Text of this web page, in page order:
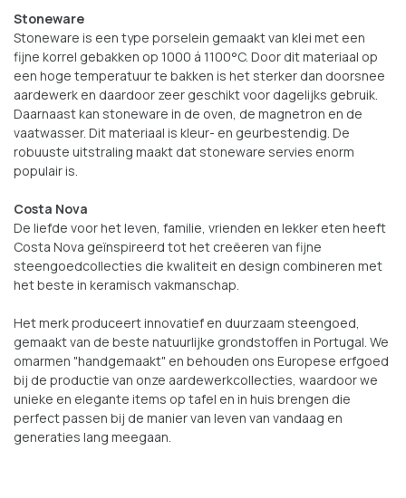
Stoneware
Stoneware is een type porselein gemaakt van klei met een
fijne korrel gebakken op 1000 á 1100°C. Door dit materiaal op
een hoge temperatuur te bakken is het sterker dan doorsnee
aardewerk en daardoor zeer geschikt voor dagelijks gebruik.
Daarnaast kan stoneware in de oven, de magnetron en de
vaatwasser. Dit materiaal is kleur- en geurbestendig. De
robuuste uitstraling maakt dat stoneware servies enorm
populair is.
Costa Nova
De liefde voor het leven, familie, vrienden en lekker eten heeft
Costa Nova geïnspireerd tot het creëeren van fijne
steengoedcollecties die kwaliteit en design combineren met
het beste in keramisch vakmanschap.
Het merk produceert innovatief en duurzaam steengoed,
gemaakt van de beste natuurlijke grondstoffen in Portugal. We
omarmen "handgemaakt" en behouden ons Europese erfgoed
bij de productie van onze aardewerkcollecties, waardoor we
unieke en elegante items op tafel en in huis brengen die
perfect passen bij de manier van leven van vandaag en
generaties lang meegaan.